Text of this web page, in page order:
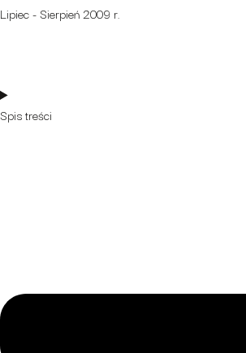
Lipiec - Sierpień 2009 r.
Spis treści